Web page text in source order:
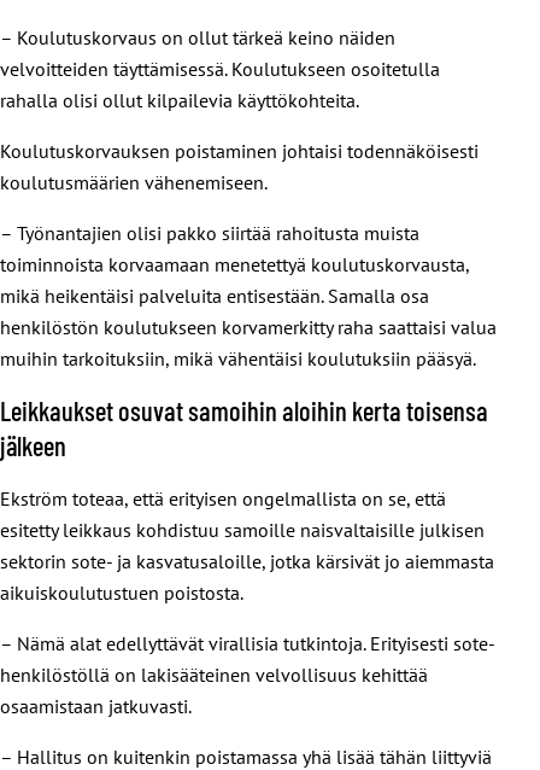
– Koulutuskorvaus on ollut tärkeä keino näiden
velvoitteiden täyttämisessä. Koulutukseen osoitetulla
rahalla olisi ollut kilpailevia käyttökohteita.
Koulutuskorvauksen poistaminen johtaisi todennäköisesti
koulutusmäärien vähenemiseen.
– Työnantajien olisi pakko siirtää rahoitusta muista
toiminnoista korvaamaan menetettyä koulutuskorvausta,
mikä heikentäisi palveluita entisestään. Samalla osa
henkilöstön koulutukseen korvamerkitty raha saattaisi valua
muihin tarkoituksiin, mikä vähentäisi koulutuksiin pääsyä.
Leikkaukset osuvat samoihin aloihin kerta toisensa
jälkeen
Ekström toteaa, että erityisen ongelmallista on se, että
esitetty leikkaus kohdistuu samoille naisvaltaisille julkisen
sektorin sote- ja kasvatusaloille, jotka kärsivät jo aiemmasta
aikuiskoulutustuen poistosta.
– Nämä alat edellyttävät virallisia tutkintoja. Erityisesti sote-
henkilöstöllä on lakisääteinen velvollisuus kehittää
osaamistaan jatkuvasti.
– Hallitus on kuitenkin poistamassa yhä lisää tähän liittyviä